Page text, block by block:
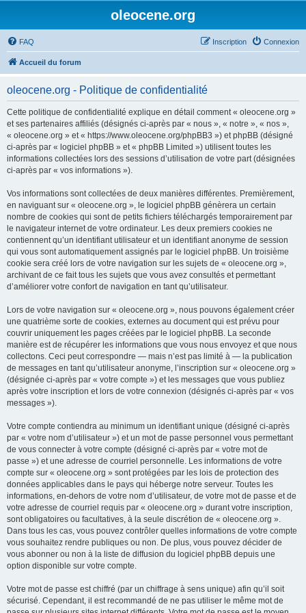
oleocene.org
FAQ Connexion
Inscription
Accueil du forum
oleocene.org - Politique de confidentialité
Cette politique de confidentialité explique en détail comment « oleocene.org »
et ses partenaires affiliés (désignés ci-après par « nous », « notre », « nos »,
« oleocene.org » et « https://www.oleocene.org/phpBB3 ») et phpBB (désigné
ci-après par « logiciel phpBB » et « phpBB Limited ») utilisent toutes les
informations collectées lors des sessions d’utilisation de votre part (désignées
ci-après par « vos informations »).
Vos informations sont collectées de deux manières différentes. Premièrement,
en naviguant sur « oleocene.org », le logiciel phpBB génèrera un certain
nombre de cookies qui sont de petits fichiers téléchargés temporairement par
le navigateur internet de votre ordinateur. Les deux premiers cookies ne
contiennent qu’un identifiant utilisateur et un identifiant anonyme de session
qui vous sont automatiquement assignés par le logiciel phpBB. Un troisième
cookie sera créé lors de votre navigation sur les sujets de « oleocene.org »,
archivant de ce fait tous les sujets que vous avez consultés et permettant
d’améliorer votre confort de navigation en tant qu’utilisateur.
Lors de votre navigation sur « oleocene.org », nous pouvons également créer
une quatrième sorte de cookies, externes au document qui est prévu pour
couvrir uniquement les pages créées par le logiciel phpBB. La seconde
manière est de récupérer les informations que vous nous envoyez et que nous
collectons. Ceci peut correspondre — mais n’est pas limité à — la publication
de messages en tant qu’utilisateur anonyme, l’inscription sur « oleocene.org »
(désignée ci-après par « votre compte ») et les messages que vous publiez
après votre inscription et lors de votre connexion (désignés ci-après par « vos
messages »).
Votre compte contiendra au minimum un identifiant unique (désigné ci-après
par « votre nom d’utilisateur ») et un mot de passe personnel vous permettant
de vous connecter à votre compte (désigné ci-après par « votre mot de
passe ») et une adresse de courriel personnelle. Les informations de votre
compte sur « oleocene.org » sont protégées par les lois de protection des
données applicables dans le pays qui héberge notre serveur. Toutes les
informations, en-dehors de votre nom d’utilisateur, de votre mot de passe et de
votre adresse de courriel requis par « oleocene.org » durant votre inscription,
sont obligatoires ou facultatives, à la seule discrétion de « oleocene.org ».
Dans tous les cas, vous pouvez contrôler quelles informations de votre compte
vous souhaitez rendre publiques ou non. De plus, vous pouvez décider de
vous abonner ou non à la liste de diffusion du logiciel phpBB depuis une
option disponible sur votre compte.
Votre mot de passe est chiffré (par un chiffrage à sens unique) afin qu’il soit
sécurisé. Cependant, il est recommandé de ne pas utiliser le même mot de